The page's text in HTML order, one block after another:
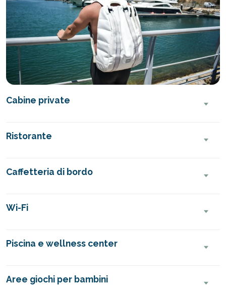
Cabine private
Ristorante
Caffetteria di bordo
Wi-Fi
Piscina e wellness center
Aree giochi per bambini